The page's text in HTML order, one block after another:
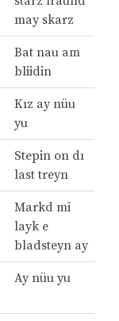
may skarz
Bat nau am
bliidin
Kız ay nüu
yu
Stepin on dı
last treyn
Markd mi
layk e
bladsteyn ay
Ay nüu yu